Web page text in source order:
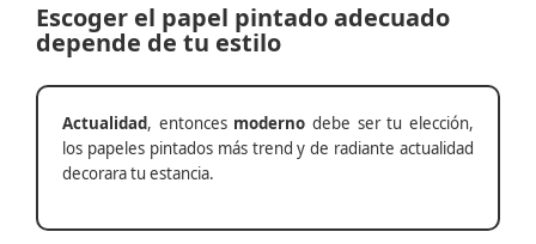
Escoger el papel pintado adecuado
depende de tu estilo
Actualidad, entonces moderno debe ser tu elección,
los papeles pintados más trend y de radiante actualidad
decorara tu estancia.